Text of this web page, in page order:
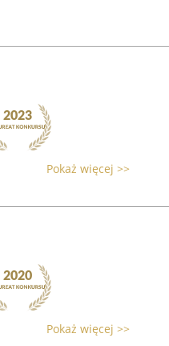
Pokaż więcej >>
Pokaż więcej >>